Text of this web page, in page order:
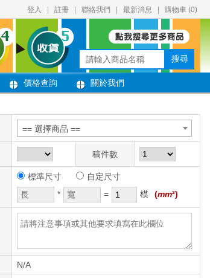
登入 註冊 聯絡我們 最新消息 購物車 (0)
搜尋
價格查詢 關於我們
== 選擇商品 ==
稿件數
標準尺寸
自定尺寸
*
= 模 (mm²)
N/A